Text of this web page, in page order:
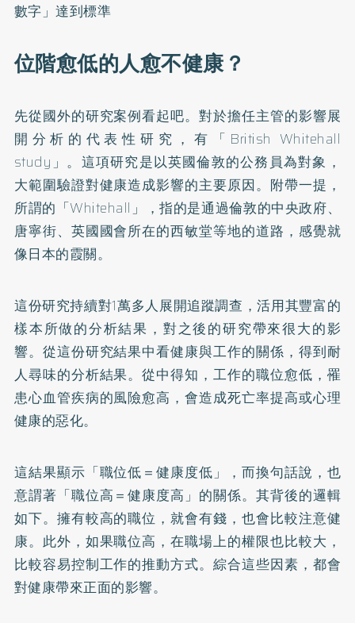
數字」達到標準
位階愈低的人愈不健康？
先從國外的研究案例看起吧。對於擔任主管的影響展
開分析的代表性研究，有「 British Whitehall
study」。這項研究是以英國倫敦的公務員為對象，
大範圍驗證對健康造成影響的主要原因。附帶一提，
所謂的「Whitehall」，指的是通過倫敦的中央政府、
唐寧街、英國國會所在的西敏堂等地的道路，感覺就
像日本的霞關。
這份研究持續對1萬多人展開追蹤調查，活用其豐富的
樣本所做的分析結果，對之後的研究帶來很大的影
響。從這份研究結果中看健康與工作的關係，得到耐
人尋味的分析結果。從中得知，工作的職位愈低，罹
患心血管疾病的風險愈高，會造成死亡率提高或心理
健康的惡化。
這結果顯示「職位低＝健康度低」，而換句話說，也
意謂著「職位高＝健康度高」的關係。其背後的邏輯
如下。擁有較高的職位，就會有錢，也會比較注意健
康。此外，如果職位高，在職場上的權限也比較大，
比較容易控制工作的推動方式。綜合這些因素，都會
對健康帶來正面的影響。